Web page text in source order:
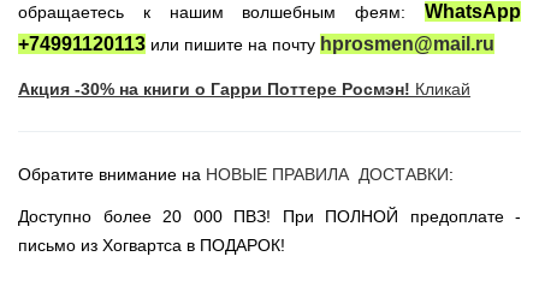
Одежда Гарри Поттер
Сладости Jelly Belly
НОВИНКИ САЙТА
Вселенная DC
обращаетесь к нашим волшебным феям:
WhatsApp
+74991120113 или пишите на почту hprosmen@mail.ru
Акция -30% на книги о Гарри Поттере Росмэн! Кликай
Обратите внимание на НОВЫЕ ПРАВИЛА ДОСТАВКИ:
Доступно более 20 000 ПВЗ! При ПОЛНОЙ предоплате -
письмо из Хогвартса в ПОДАРОК!